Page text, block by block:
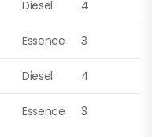
Diesel 4
Essence 3
Diesel 4
Essence 3